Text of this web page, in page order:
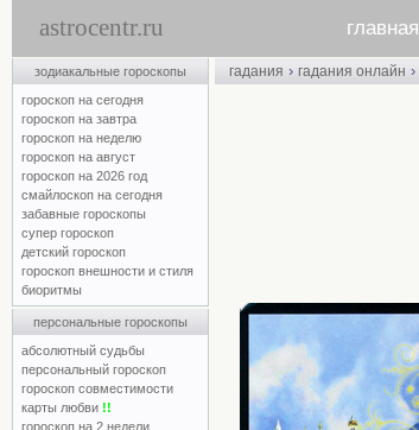
astrocentr.ru главная
зодиакальные гороскопы
гороскоп на сегодня
гороскоп на завтра
гороскоп на неделю
гороскоп на август
гороскоп на 2026 год
смайлоскоп на сегодня
забавные гороскопы
супер гороскоп
детский гороскоп
гороскоп внешности и стиля
биоритмы
персональные гороскопы
абсолютный судьбы
персональный гороскоп
гороскоп совместимости
карты любви !!
гороскоп на 2 недели
гадания › гадания онлайн ›